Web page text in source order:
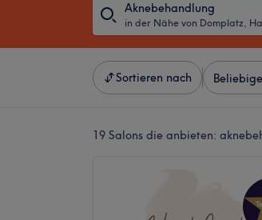
Aknebehandlung
Sortieren nach
19 Salons die anbieten: